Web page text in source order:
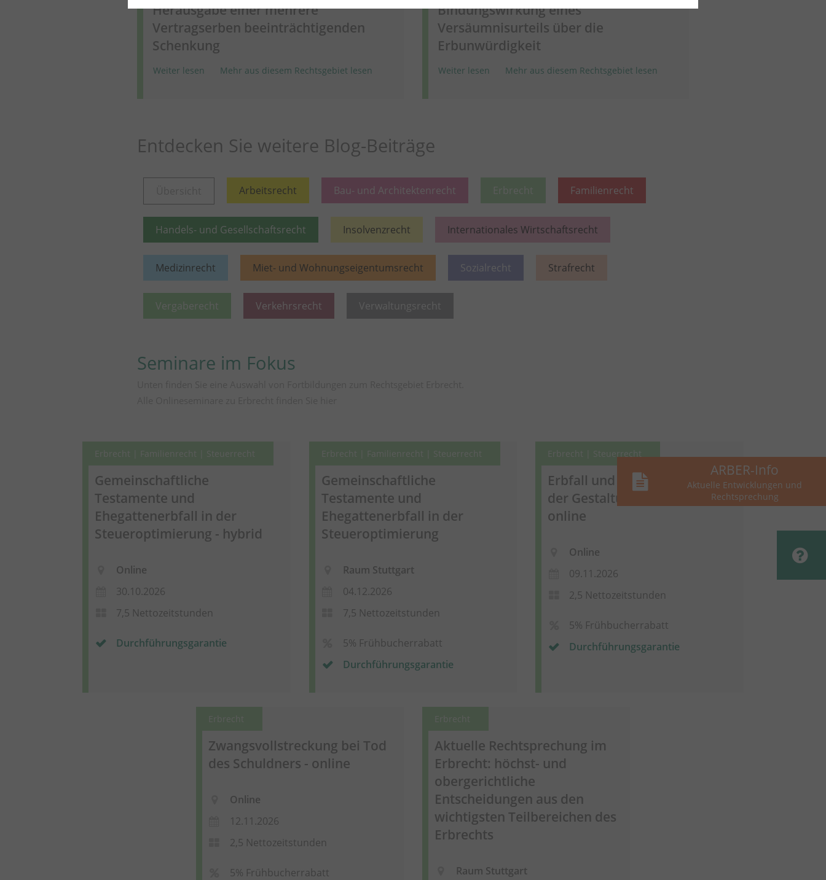
Herausgabe einer mehrere
Vertragserben beeinträchtigenden
Schenkung
Weiter lesen Mehr aus diesem Rechtsgebiet lesen
Bindungswirkung eines
Versäumnisurteils über die
Erbunwürdigkeit
Weiter lesen Mehr aus diesem Rechtsgebiet lesen
Entdecken Sie weitere Blog-Beiträge
Arbeitsrecht Bau- und Architektenrecht Familienrecht
Handels- und Gesellschaftsrecht Insolvenzrecht Internationales Wirtschaftsrecht
Medizinrecht Miet- und Wohnungseigentumsrecht Sozialrecht Strafrecht
Vergaberecht Verkehrsrecht Verwaltungsrecht
Seminare im Fokus
Gemeinschaftliche
Testamente und
Ehegattenerbfall in der
Steueroptimierung - hybrid
Online
30.10.2026
7,5 Nettozeitstunden
Durchführungsgarantie
Gemeinschaftliche
Testamente und
Ehegattenerbfall in der
Steueroptimierung
Raum Stuttgart
04.12.2026
7,5 Nettozeitstunden
5% Frühbucherrabatt
Durchführungsgarantie
Erbfall und Erbschaftsteuer in
der Gestaltungsberatung -
online
Online
09.11.2026
2,5 Nettozeitstunden
5% Frühbucherrabatt
Durchführungsgarantie
Zwangsvollstreckung bei Tod
des Schuldners - online
Online
12.11.2026
2,5 Nettozeitstunden
5% Frühbucherrabatt
Aktuelle Rechtsprechung im
Erbrecht: höchst- und
obergerichtliche
Entscheidungen aus den
wichtigsten Teilbereichen des
Erbrechts
Raum Stuttgart
ARBER-Info
Aktuelle Entwicklungen und
Rechtsprechung